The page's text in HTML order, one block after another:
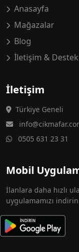
Anasayfa
Mağazalar
Blog
İletişim & Destek
İletişim
Türkiye Geneli
0505 631 23 31
Mobil
İlanlara daha hızlı
uygulamamızı